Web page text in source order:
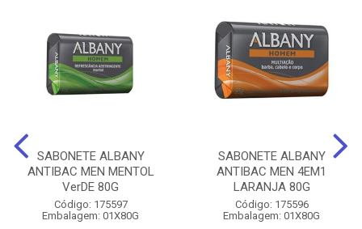
SABONETE ALBANY
ANTIBAC MEN MENTOL
VerDE 80G
Código: 175597
Embalagem: 01X80G
SABONETE ALBANY
ANTIBAC MEN 4EM1
LARANJA 80G
Código: 175596
Embalagem: 01X80G